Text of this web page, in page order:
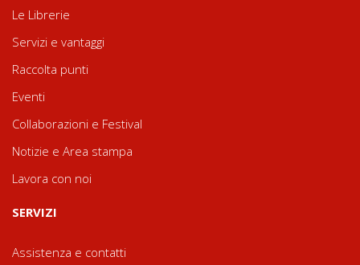
Le Librerie
Servizi e vantaggi
Raccolta punti
Eventi
Collaborazioni e Festival
Notizie e Area stampa
Lavora con noi
SERVIZI
Assistenza e contatti